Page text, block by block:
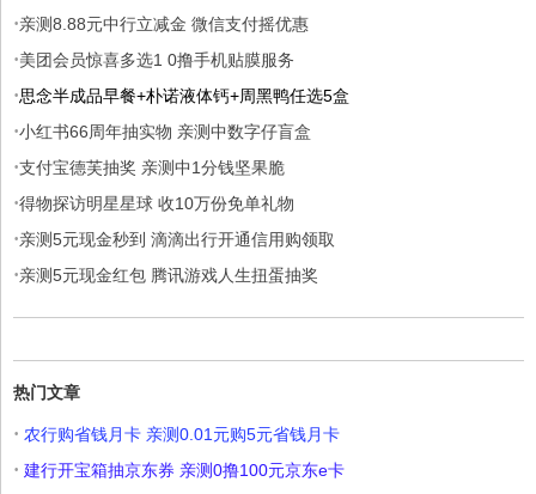
·亲测8.88元中行立减金 微信支付摇优惠
·美团会员惊喜多选1 0撸手机贴膜服务
·思念半成品早餐+朴诺液体钙+周黑鸭任选5盒
·小红书66周年抽实物 亲测中数字仔盲盒
·支付宝德芙抽奖 亲测中1分钱坚果脆
·得物探访明星星球 收10万份免单礼物
·亲测5元现金秒到 滴滴出行开通信用购领取
·亲测5元现金红包 腾讯游戏人生扭蛋抽奖
热门文章
· 农行购省钱月卡 亲测0.01元购5元省钱月卡
· 建行开宝箱抽京东券 亲测0撸100元京东e卡